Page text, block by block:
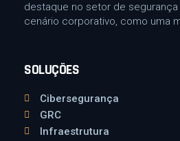
destaque no setor de
cenário corporativo, como uma
SOLUÇÕES
Cibersegurança
GRC
Infraestrutura